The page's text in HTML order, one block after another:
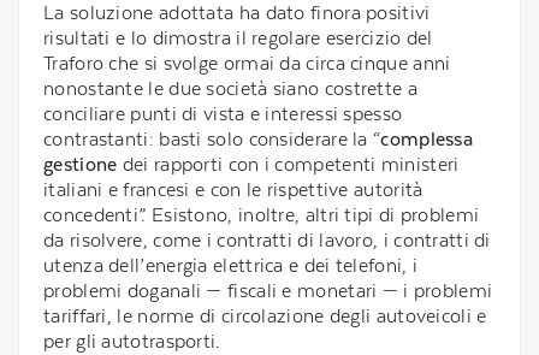
La soluzione adottata ha dato finora positivi
risultati e lo dimostra il regolare esercizio del
Traforo che si svolge ormai da circa cinque anni
nonostante le due società siano costrette a
conciliare punti di vista e interessi spesso
contrastanti: basti solo considerare la “complessa
gestione dei rapporti con i competenti ministeri
italiani e francesi e con le rispettive autorità
concedenti”. Esistono, inoltre, altri tipi di problemi
da risolvere, come i contratti di lavoro, i contratti di
utenza dell’energia elettrica e dei telefoni, i
problemi doganali — fiscali e monetari — i problemi
tariffari, le norme di circolazione degli autoveicoli e
per gli autotrasporti.